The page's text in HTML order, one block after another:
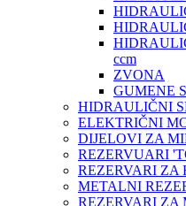
ccm
ZVONA
GUMENE
HIDRAULIČNI
ELEKTRIČNI
DIJELOVI ZA
REZERVUARI
REZERVARI ZA
METALNI
REZERVARI ZA